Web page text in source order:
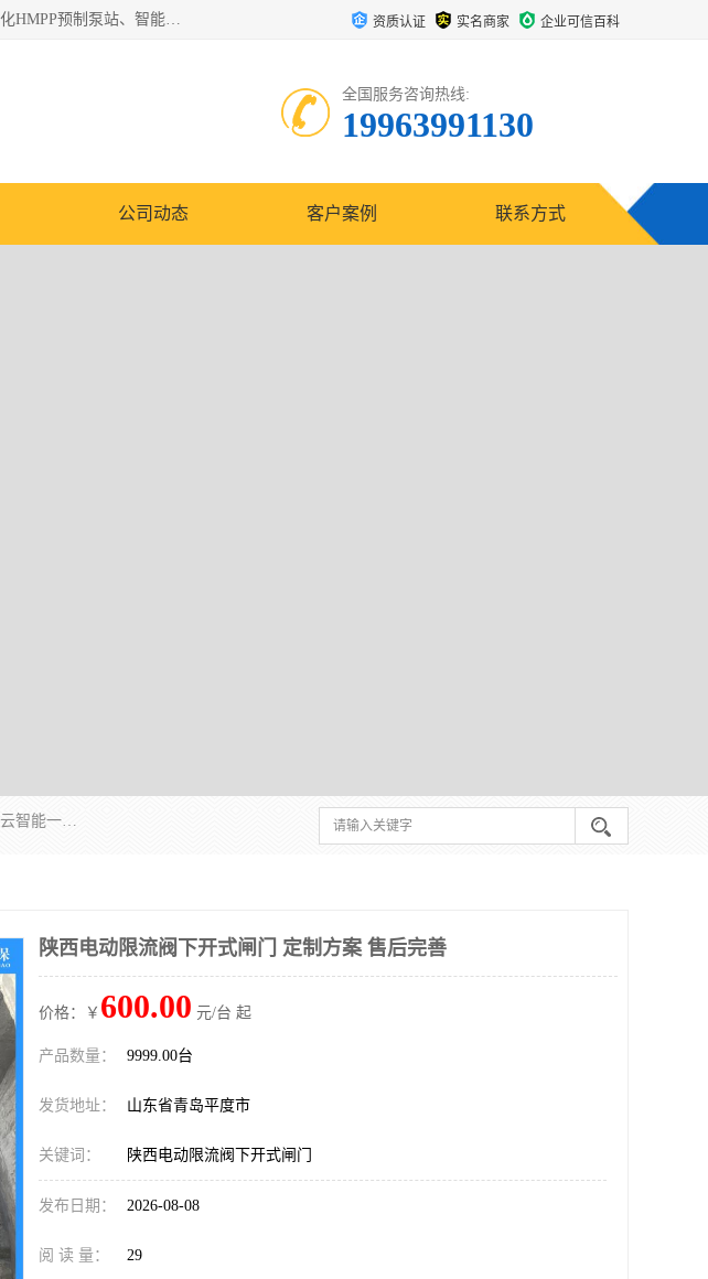
青岛铭源环保科技有限公司是一家专注于环保与智慧水务领域的先进科技企业，公司专注于云智能一体化HMPP预制泵站、智能截流井设备、调蓄池雨洪管理设备、水务循环利用、云智慧水务开发及新型环保技术研发等领域。 资质认证 实名商家 企业可信百科
全国服务咨询热线:
19963991130
公司动态 客户案例 联系方式
青岛铭源环保科技有限公司是一家专注于环保与智慧水务领域的先进科技企业，公司专注于云智能一体化HMPP预制泵站、智能截流井设备、调蓄池雨洪管理设备、水务循环利用、云智慧水务开发及新型环保技术研发等领域。
陕西电动限流阀下开式闸门 定制方案 售后完善
价格：￥ 600.00 元/台 起
产品数量： 9999.00台
发货地址： 山东省青岛平度市
关键词： 陕西电动限流阀下开式闸门
发布日期： 2026-08-08
阅 读 量： 29